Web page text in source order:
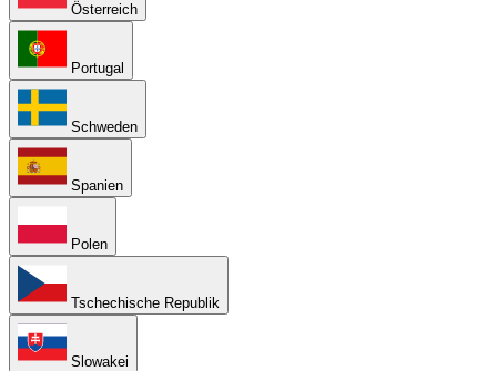
Österreich
Portugal
Schweden
Spanien
Polen
Tschechische Republik
Slowakei